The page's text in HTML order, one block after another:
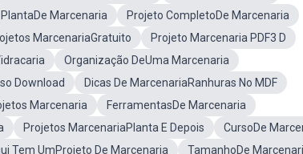
PlantaDe Marcenaria
Projeto CompletoDe Marcenaria
MarcenariaGratuito
Projeto Marcenaria PDF3 D
Organização DeUma Marcenaria
Download
Dicas De MarcenariaRanhuras No MDF
Marcenaria
FerramentasDe Marcenaria
Projetos MarcenariaPlanta E Depois
CursoDe
Tem UmProjeto De Marcenaria
TamanhoDe